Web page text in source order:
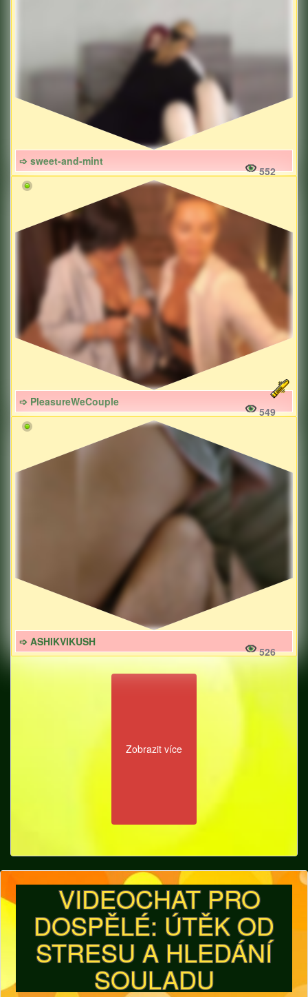
➩ sweet-and-mint
552
➩ PleasureWeCouple
549
➩ ASHIKVIKUSH
526
Zobrazit více
VIDEOCHAT PRO
DOSPĚLÉ: ÚTĚK OD
STRESU A HLEDÁNÍ
SOULADU